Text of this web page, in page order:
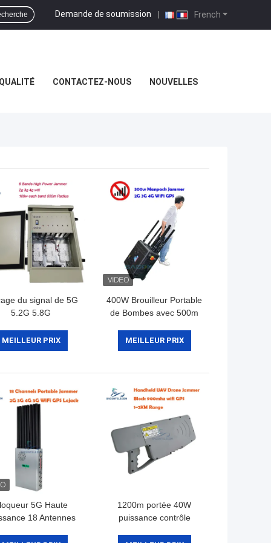
French
Demande de soumission |
CONTACTEZ-NOUS NOUVELLES
du signal de 5G
5.2G 5.8G
MEILLEUR PRIX
400W Brouilleur Portable
de Bombes avec 500m
pour Blocage de Signal
2G 3G 4G 5G GPS WiFi
MEILLEUR PRIX
5G Haute
18 Antennes
1200m portée 40W
puissance contrôle